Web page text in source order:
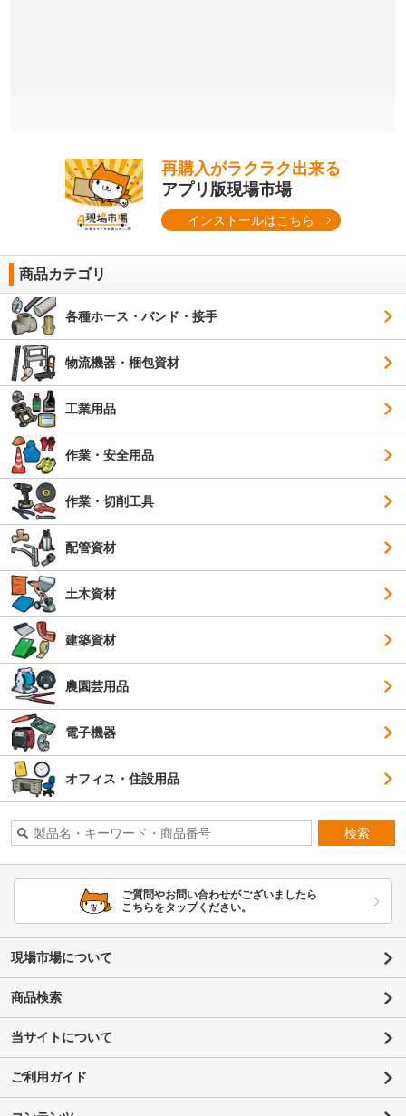
再購入がラクラク出来る
アプリ版現場市場
インストールはこちら
商品カテゴリ
各種ホース・バンド・接手
物流機器・梱包資材
工業用品
作業・安全用品
作業・切削工具
配管資材
土木資材
建築資材
農園芸用品
電子機器
オフィス・住設用品
検索
ご質問やお問い合わせがございましたら
こちらをタップください。
現場市場について
商品検索
当サイトについて
ご利用ガイド